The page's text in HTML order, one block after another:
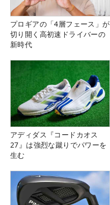
プロギアの「4層フェース」が
切り開く高初速ドライバーの
新時代
アディダス『コードカオス
27』は強烈な蹴りでパワーを
生む